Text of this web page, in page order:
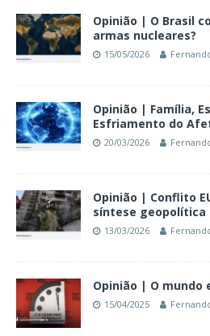
Opinião | O Brasil
armas nucleares?
15/05/2026
Opinião | Família,
Esfriamento do
20/03/2026
Opinião | Conflito
síntese geopolítica
13/03/2026
Opinião | O mundo
15/04/2025